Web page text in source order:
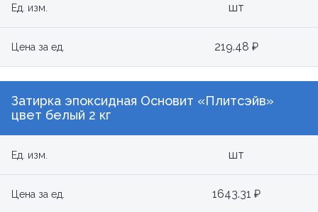
Ед. изм. шт
Цена за ед. 219.48 ₽
Затирка эпоксидная Основит «Плитсэйв»
цвет белый 2 кг
Ед. изм. шт
Цена за ед. 1643.31 ₽